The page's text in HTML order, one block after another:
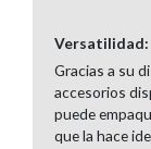
Versatilidad:
Gracias a su
accesorios
puede
que la hace